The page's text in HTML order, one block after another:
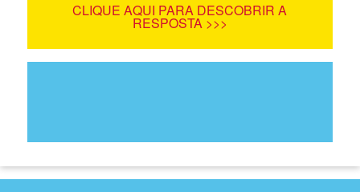
CLIQUE AQUI PARA DESCOBRIR A
RESPOSTA >>>